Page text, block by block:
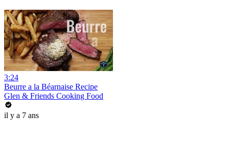
3:24
Beurre a la Béarnaise Recipe
Glen & Friends Cooking Food
il y a 7 ans